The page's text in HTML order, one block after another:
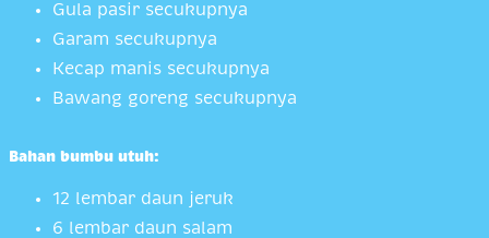
Gula pasir secukupnya
Garam secukupnya
Kecap manis secukupnya
Bawang goreng secukupnya
Bahan bumbu utuh:
12 lembar daun jeruk
6 lembar daun salam